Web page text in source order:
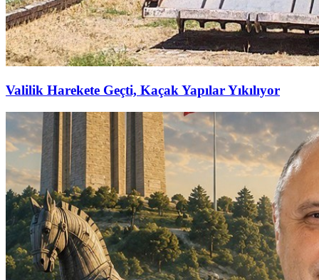
Valilik Harekete Geçti, Kaçak Yapılar Yıkılıyor